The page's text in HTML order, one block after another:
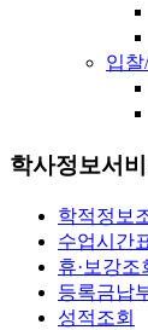
입
학사정보서
학적정보
수업시간
휴·보강조
등록금납
성적조회